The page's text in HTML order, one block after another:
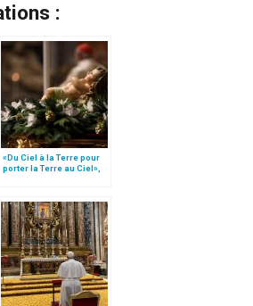
:
«Du Ciel à la Terre pour
porter la Terre au Ciel»,